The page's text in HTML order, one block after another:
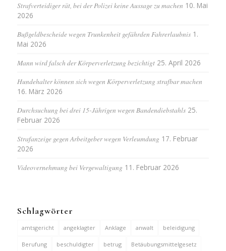
Strafverteidiger rät, bei der Polizei keine Aussage zu machen 10. Mai
2026
Bußgeldbescheide wegen Trunkenheit gefährden Fahrerlaubnis 1.
Mai 2026
Mann wird falsch der Körperverletzung bezichtigt 25. April 2026
Hundehalter können sich wegen Körperverletzung strafbar machen
16. März 2026
Durchsuchung bei drei 15-Jährigen wegen Bandendiebstahls 25.
Februar 2026
Strafanzeige gegen Arbeitgeber wegen Verleumdung 17. Februar
2026
Videovernehmung bei Vergewaltigung 11. Februar 2026
Schlagwörter
amtsgericht angeklagter Anklage anwalt beleidigung
Berufung beschuldigter betrug Betäubungsmittelgesetz